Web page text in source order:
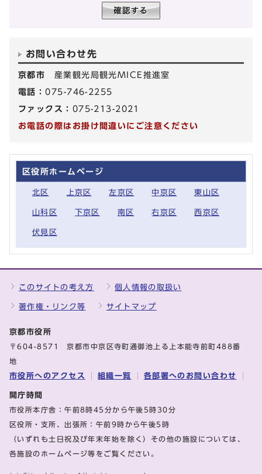
お問い合わせ先
京都市 産業観光局観光MICE推進室
電話：075-746-2255
ファックス： 075-213-2021
お電話の際はお掛け間違いにご注意ください
区役所ホームページ
北区 上京区 左京区 中京区 東山区
山科区 下京区 南区 右京区 西京区
伏見区
このサイトの考え方 個人情報の取扱い
著作権・リンク等 サイトマップ
京都市役所
〒604-8571 京都市中京区寺町通御池上る上本能寺前町488番
地
市役所へのアクセス 組織一覧 各部署へのお問い合わせ
開庁時間
市役所本庁舎：午前8時45分から午後5時30分
区役所・支所、出張所：午前9時から午後5時
（いずれも土日祝及び年末年始を除く）その他の施設については、
各施設のホームページ等をご覧ください。